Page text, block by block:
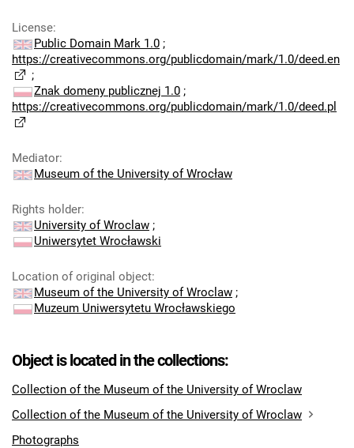
License:
Public Domain Mark 1.0 ;
https://creativecommons.org/publicdomain/mark/1.0/deed.en
;
Znak domeny publicznej 1.0 ;
https://creativecommons.org/publicdomain/mark/1.0/deed.pl
Mediator:
Museum of the University of Wrocław
Rights holder:
University of Wroclaw ;
Uniwersytet Wrocławski
Location of original object:
Museum of the University of Wroclaw ;
Muzeum Uniwersytetu Wrocławskiego
Object is located in the collections:
Collection of the Museum of the University of Wroclaw
Collection of the Museum of the University of Wroclaw
Photographs